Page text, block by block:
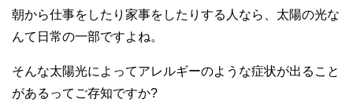
朝から仕事をしたり家事をしたりする人なら、太陽の光な
んて日常の一部ですよね。
そんな太陽光によってアレルギーのような症状が出ること
があるってご存知ですか?